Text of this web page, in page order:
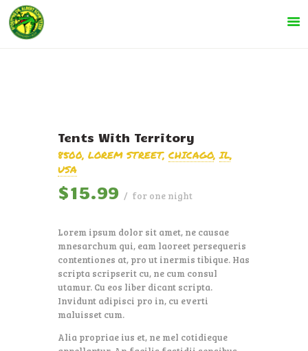
SPELTAKKEN
KOM KIJKEN!
LEIDING
NIEUWS
CONTACT
ONZE EVENEMENTEN
Tents With Territory
8500, LOREM STREET CHICAGO IL
USA
$15 99 for one night
Lorem ipsum dolor sit amet, ne causae
mnesarchum qui, eam laoreet persequeris
contentiones at, pro ut inermis tibique. Has
scripta scripserit cu, ne cum consul
utamur. Cu eos liber dicant scripta.
Invidunt adipisci pro in, cu everti
maluisset cum.
Alia propriae ius et, ne mel cotidieque